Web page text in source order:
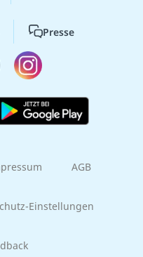
Presse
AGB
Einstellungen